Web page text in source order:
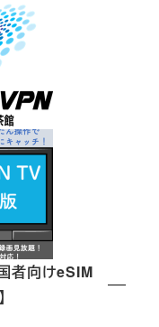
者向けeSIM